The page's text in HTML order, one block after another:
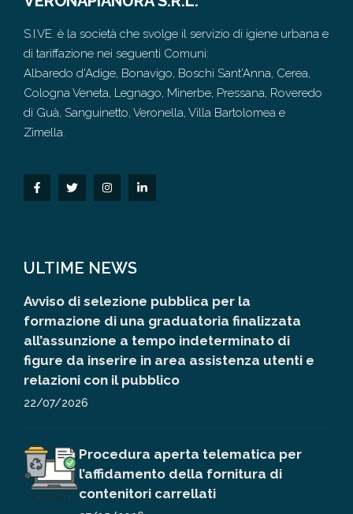
S.I.VE. è la società che svolge il servizio di igiene urbana e
di tariffazione nei seguenti Comuni:
Albaredo d'Adige, Bonavigo, Boschi Sant'Anna, Cerea,
Cologna Veneta, Legnago, Minerbe, Pressana, Roveredo
di Guà, Sanguinetto, Veronella, Villa Bartolomea e
Zimella.
ULTIME NEWS
Avviso di selezione pubblica per la
formazione di una graduatoria finalizzata
all’assunzione a tempo indeterminato di
figure da inserire in area assistenza utenti e
relazioni con il pubblico
22/07/2026
Procedura aperta telematica per
l’affidamento della fornitura di
contenitori carrellati